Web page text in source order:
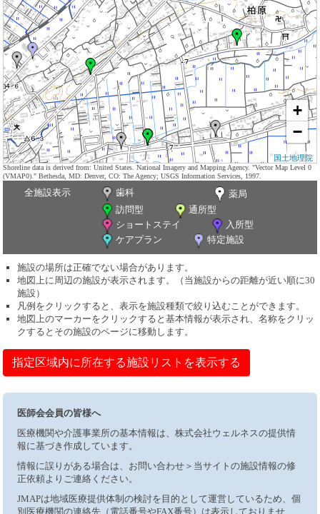
+
−
国土地理院
Shoreline data is derived from: United States. National Imagery and Mapping Agency. "Vector Map Level 0
(VMAP0)." Bethesda, MD: Denver, CO: The Agency; USGS Information Services, 1997.
全施設表示 歯科
薬局
訪問型
通所型
ショートステイ
入所型
ケアプラン
特定施設
施設の場所は正確でない場合があります。
地図上に周辺の施設が表示されます。（当施設からの距離が近い順に30
施設）
凡例をクリックすると、表示を施設種類で絞り込むことができます。
地図上のマーカーをクリックすると基本情報が表示され、名称をクリッ
クするとその施設のページに移動します。
指定区域内に所在する施設リストを表示する
医師会会員の皆様へ
医療機関や介護事業所の基本情報は、株式会社ウェルネスの提供情
報に基づき作成しています。
情報に誤りがある場合は、お問い合わせ＞当サイトの施設情報の修
正依頼よりご連絡ください。
JMAPは地域医療提供体制の検討を目的として運営しているため、個
別医療機関の連絡先（電話番号やFAX番号）は表示しておりませ